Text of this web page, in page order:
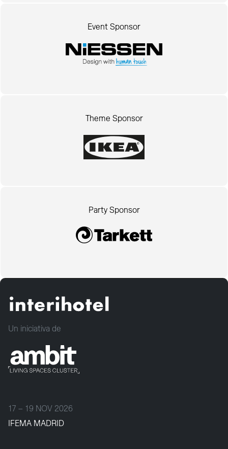
Event Sponsor
Theme Sponsor
Party Sponsor
Un iniciativa de
17 – 19 NOV 2026
IFEMA MADRID